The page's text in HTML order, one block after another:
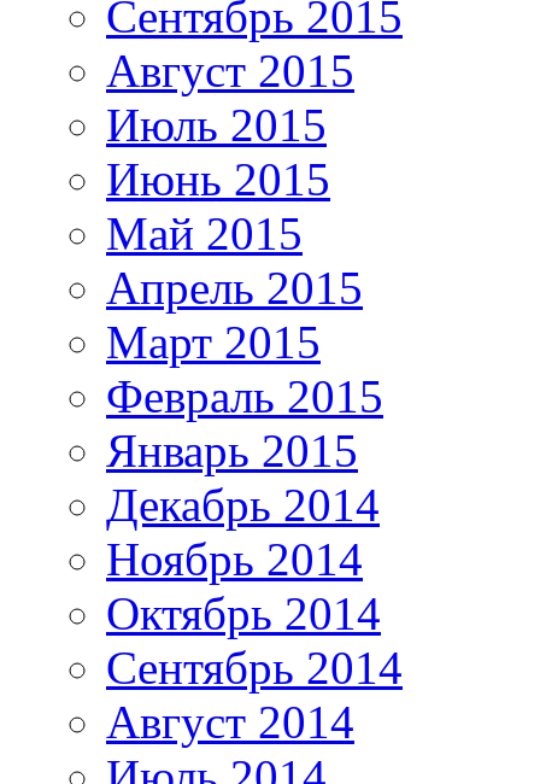
Сентябрь 2015
Август 2015
Июль 2015
Июнь 2015
Май 2015
Апрель 2015
Март 2015
Февраль 2015
Январь 2015
Декабрь 2014
Ноябрь 2014
Октябрь 2014
Сентябрь 2014
Август 2014